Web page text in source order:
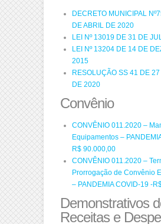
DECRETO MUNICIPAL
DE ABRIL DE 2020
LEI Nº 13019 DE 31 DE
LEI Nº 13204 DE 14 DE
2015
RESOLUÇÃO SS 41 DE
DE 2020
Convênio
CONVÊNIO 011.2020 –
Equipamentos –
R$ 90.000,00
CONVÊNIO 011.2020 –
Prorrogação de Convênio
– PANDEMIA COVID-19 -
Demonstrativos
Receitas e